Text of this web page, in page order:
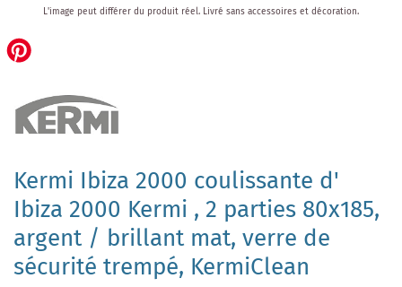
Kermi Ibiza 2000 coulissante d'
Ibiza 2000 Kermi , 2 parties 80x185,
argent / brillant mat, verre de
sécurité trempé, KermiClean
the
beginning
images
gallery
L'image peut différer du produit réel. Livré sans accessoires et décoration.